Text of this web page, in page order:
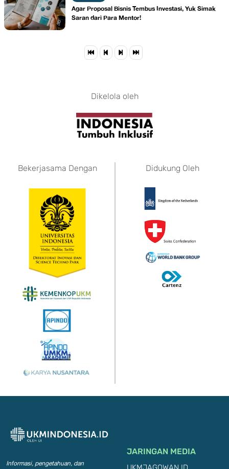
Agar Proposal Bisnis Tembus Investasi, Yuk Simak
Saran dari Para Mentor!
Dikelola oleh
Bekerjasama Dengan Didukung Oleh
Informasi, pengetahuan, dan
JARINGAN MEDIA